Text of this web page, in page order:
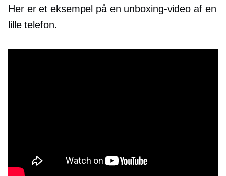
Her er et eksempel på en unboxing-video af en
lille telefon.